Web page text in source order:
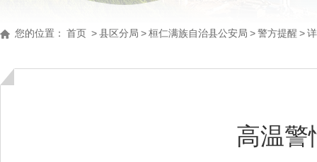
您的位置： 首页 >县区分局 >桓仁满族自治县公安局 >警方提醒 >
高温警